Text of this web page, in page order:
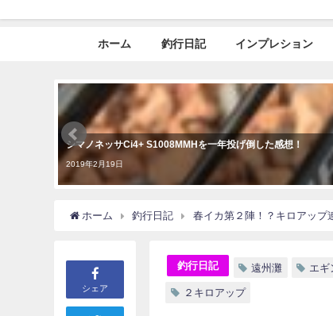
ホーム 釣行日記 インプレション
シマノネッサCi4+ S1008MMHを一年投げ倒した感想！
2019年2月19日
ホーム 釣行日記 春イカ第２陣！？キロアップ
シェア
釣行日記 遠州灘 エギ
２キロアップ